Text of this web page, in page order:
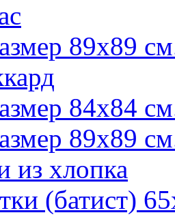
89х89
84х84
89х89
из хлопка
(батист)